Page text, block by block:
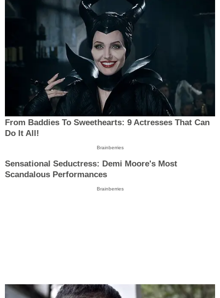
From Baddies To Sweethearts: 9 Actresses That Can
Do It All!
Brainberries
Sensational Seductress: Demi Moore's Most
Scandalous Performances
Brainberries